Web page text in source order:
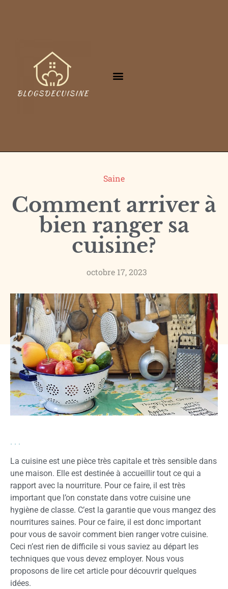
Saine
Comment arriver à
bien ranger sa
cuisine?
octobre 17, 2023
. . .
La cuisine est une pièce très capitale et très sensible dans
une maison. Elle est destinée à accueillir tout ce qui a
rapport avec la nourriture. Pour ce faire, il est très
important que l’on constate dans votre cuisine une
hygiène de classe. C’est la garantie que vous mangez des
nourritures saines. Pour ce faire, il est donc important
pour vous de savoir comment bien ranger votre cuisine.
Ceci n’est rien de difficile si vous saviez au départ les
techniques que vous devez employer. Nous vous
proposons de lire cet article pour découvrir quelques
idées.